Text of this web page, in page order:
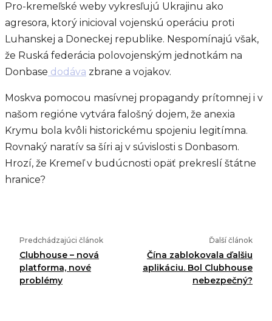
Pro-kremeľské weby vykresľujú Ukrajinu ako
agresora, ktorý inicioval vojenskú operáciu proti
Luhanskej a Doneckej republike. Nespomínajú však,
že Ruská federácia polovojenským jednotkám na
Donbase dodáva zbrane a vojakov.
Moskva pomocou masívnej propagandy prítomnej i v
našom regióne vytvára falošný dojem, že anexia
Krymu bola kvôli historickému spojeniu legitímna.
Rovnaký naratív sa šíri aj v súvislosti s Donbasom.
Hrozí, že Kremeľ v budúcnosti opäť prekreslí štátne
hranice?
Predchádzajúci článok
Clubhouse – nová
platforma, nové
problémy
Ďalší článok
Čína zablokovala ďalšiu
aplikáciu. Bol Clubhouse
nebezpečný?